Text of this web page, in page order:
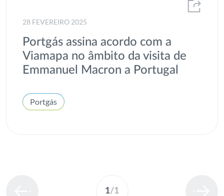
28 FEVEREIRO 2025
Portgás assina acordo com a
Viamapa no âmbito da visita de
Emmanuel Macron a Portugal
Portgás
1/1